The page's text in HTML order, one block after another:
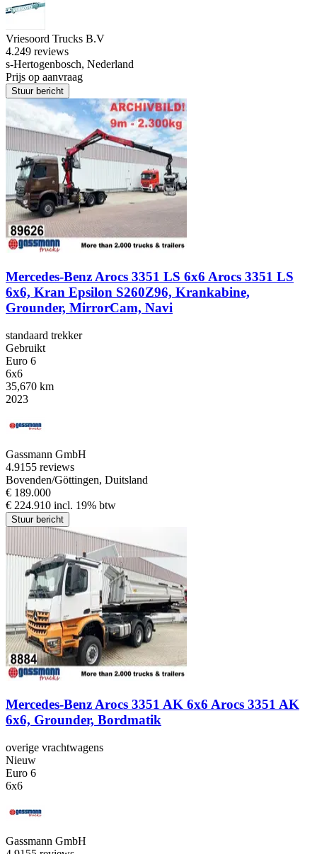
Vriesoord Trucks B.V
4.249 reviews
s-Hertogenbosch, Nederland
Prijs op aanvraag
Stuur bericht
Mercedes-Benz Arocs 3351 LS 6x6 Arocs 3351 LS
6x6, Kran Epsilon S260Z96, Krankabine,
Grounder, MirrorCam, Navi
standaard trekker
Gebruikt
Euro 6
6x6
35,670 km
2023
Gassmann GmbH
4.9155 reviews
Bovenden/Göttingen, Duitsland
€ 189.000
€ 224.910 incl. 19% btw
Stuur bericht
Mercedes-Benz Arocs 3351 AK 6x6 Arocs 3351 AK
6x6, Grounder, Bordmatik
overige vrachtwagens
Nieuw
Euro 6
6x6
Gassmann GmbH